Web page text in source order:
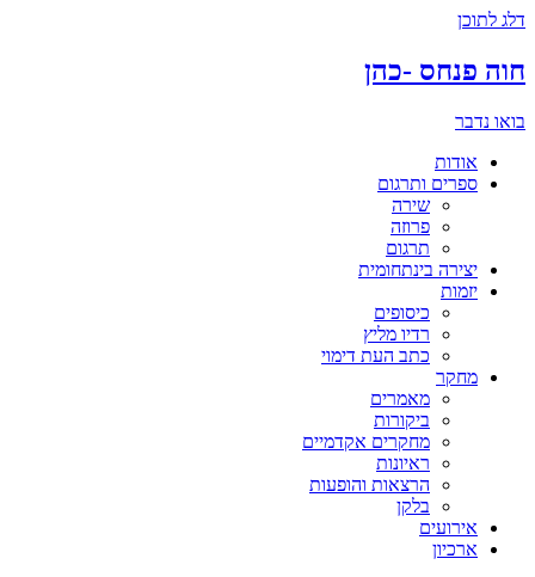
דלג לתוכן
חוה פנחס -כהן
בואו נדבר
אודות
ספרים ותרגום
שירה
פרוזה
תרגום
יצירה בינתחומית
יזמות
כיסופים
רדיו מליץ
כתב העת דימוי
מחקר
מאמרים
ביקורות
מחקרים אקדמיים
ראיונות
הרצאות והופעות
בלקן
אירועים
ארכיון